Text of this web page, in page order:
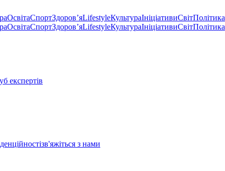
ОсвітаСпортЗдоровʼяLifestyleКультураІніціативиСвітПолітика
ОсвітаСпортЗдоровʼяLifestyleКультураІніціативиСвітПолітика
експертів
зв'яжіться з нами